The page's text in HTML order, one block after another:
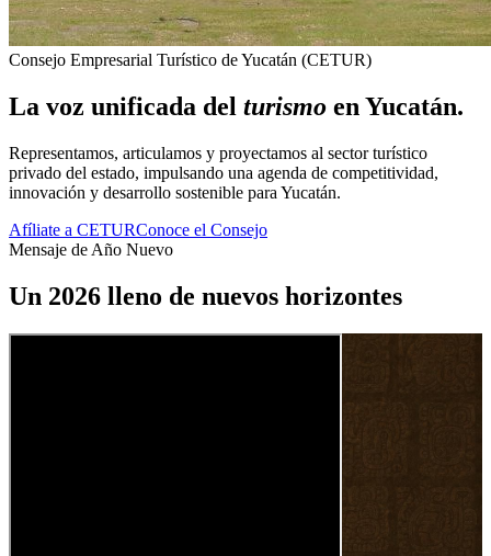
Consejo Empresarial Turístico de Yucatán (CETUR)
La voz unificada del turismo en Yucatán.
Representamos, articulamos y proyectamos al sector turístico
privado del estado, impulsando una agenda de competitividad,
innovación y desarrollo sostenible para Yucatán.
Afíliate a CETURConoce el Consejo
Mensaje de Año Nuevo
Un 2026 lleno de nuevos horizontes